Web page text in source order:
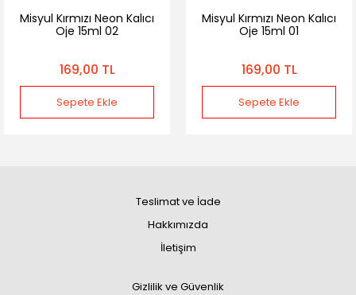
Misyul Kırmızı Neon Kalıcı
Oje 15ml 02
169,00 TL
Sepete Ekle
Misyul Kırmızı Neon Kalıcı
Oje 15ml 01
169,00 TL
Sepete Ekle
Teslimat ve İade
Hakkımızda
İletişim
Gizlilik ve Güvenlik